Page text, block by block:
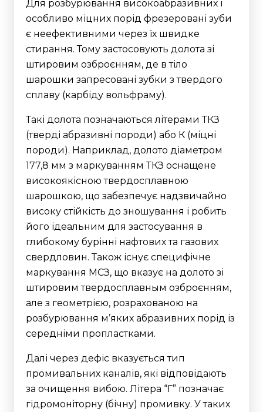
Для розбурювання високоабразивних і
особливо міцних порід фрезеровані зуби
є неефективними через їх швидке
стирання. Тому застосовують долота зі
штировим озброєнням, де в тіло
шарошки запресовані зубки з твердого
сплаву (карбіду вольфраму).
Такі долота позначаються літерами ТКЗ
(тверді абразивні породи) або К (міцні
породи). Наприклад, долото діаметром
177,8 мм з маркуванням ТКЗ оснащене
високоякісною твердосплавною
шарошкою, що забезпечує надзвичайно
високу стійкість до зношування і робить
його ідеальним для застосування в
глибокому бурінні нафтових та газових
свердловин. Також існує специфічне
маркування МСЗ, що вказує на долото зі
штировим твердосплавным озброєнням,
але з геометрією, розрахованою на
розбурювання м’яких абразивних порід із
середніми пропластками.
Далі через дефіс вказується тип
промивальних каналів, які відповідають
за очищення вибою. Літера “Г” позначає
гідромоніторну (бічну) промивку. У таких